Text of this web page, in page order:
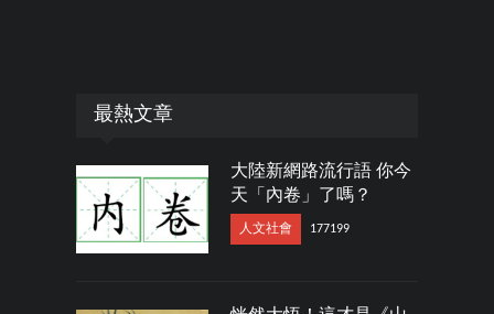
最熱文章
大陸新網路流行語 你今
天「內卷」了嗎？
人文社會 177199